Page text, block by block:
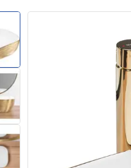
Tuš vrata
Tuš kade
Tuš Kanalice
WC školjke